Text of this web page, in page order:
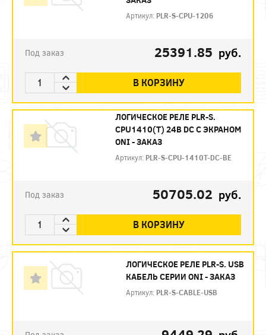
Артикул: PLR-S-CPU-1206
Под заказ 25391.85 руб.
В КОРЗИНУ
ЛОГИЧЕСКОЕ РЕЛЕ PLR-S.
CPU1410(T) 24В DC С ЭКРАНОМ
ONI - ЗАКАЗ
Артикул: PLR-S-CPU-1410T-DC-BE
Под заказ 50705.02 руб.
В КОРЗИНУ
ЛОГИЧЕСКОЕ РЕЛЕ PLR-S. USB
КАБЕЛЬ СЕРИИ ONI - ЗАКАЗ
Артикул: PLR-S-CABLE-USB